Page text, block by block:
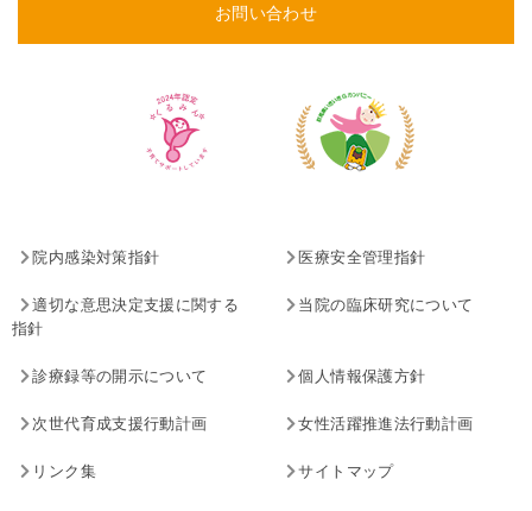
お問い合わせ
院内感染対策指針 医療安全管理指針
適切な意思決定支援に関する
指針
当院の臨床研究について
診療録等の開示について 個人情報保護方針
次世代育成支援行動計画 女性活躍推進法行動計画
リンク集 サイトマップ